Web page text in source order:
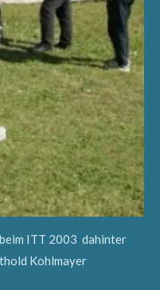
ITT 2003 dahinter
Kohlmayer